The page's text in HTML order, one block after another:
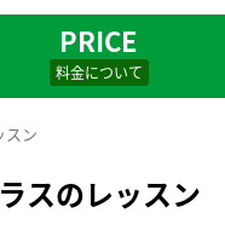
PRICE
料金について
スン
スのレッスン